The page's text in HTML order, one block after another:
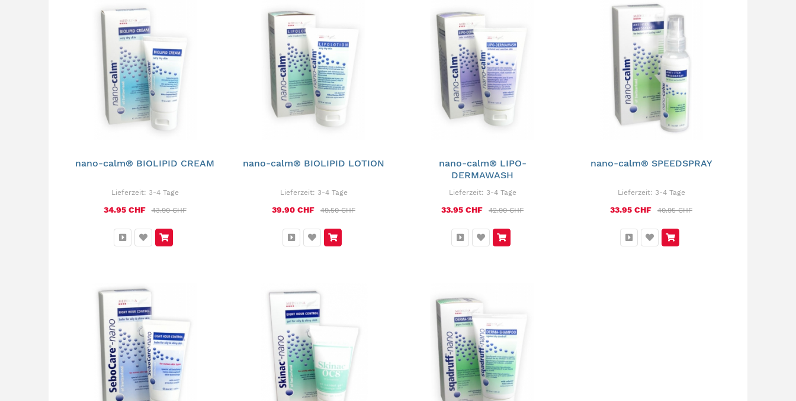
nano-calm® BIOLIPID CREAM
Lieferzeit: 3-4 Tage
34.95 CHF 43.90 CHF
nano-calm® BIOLIPID LOTION
Lieferzeit: 3-4 Tage
39.90 CHF 49.50 CHF
nano-calm® LIPO-
DERMAWASH
Lieferzeit: 3-4 Tage
33.95 CHF 42.90 CHF
nano-calm® SPEEDSPRAY
Lieferzeit: 3-4 Tage
33.95 CHF 40.95 CHF